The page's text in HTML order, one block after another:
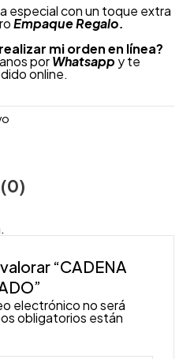
especial con un toque extra
Empaque Regalo.
mi orden en línea?
porWhatsapp y te
online.
“CADENA
electrónico no será
obligatorios están